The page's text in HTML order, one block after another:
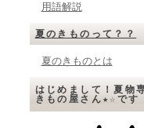
用語解説
夏のきものって？？
夏のきものとは
はじめまして！夏物
きもの屋さん★☆です